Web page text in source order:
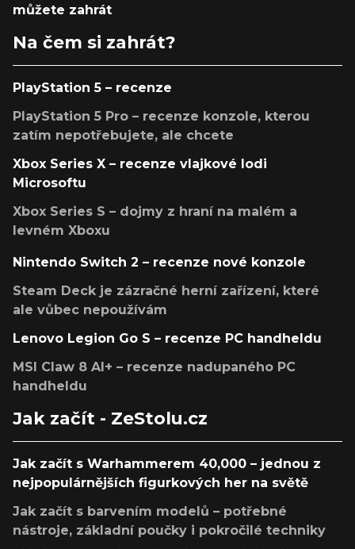
můžete zahrát
Na čem si zahrát?
PlayStation 5 – recenze
PlayStation 5 Pro – recenze konzole, kterou
zatím nepotřebujete, ale chcete
Xbox Series X – recenze vlajkové lodi
Microsoftu
Xbox Series S – dojmy z hraní na malém a
levném Xboxu
Nintendo Switch 2 – recenze nové konzole
Steam Deck je zázračné herní zařízení, které
ale vůbec nepoužívám
Lenovo Legion Go S – recenze PC handheldu
MSI Claw 8 AI+ – recenze nadupaného PC
handheldu
Jak začít - ZeStolu.cz
Jak začít s Warhammerem 40,000 – jednou z
nejpopulárnějších figurkových her na světě
Jak začít s barvením modelů – potřebné
nástroje, základní poučky i pokročilé techniky